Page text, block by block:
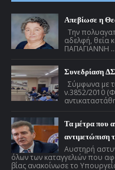
Απεβίωσε η
Την
αδελφή,
ΠΑΠΑΓΙΑΝΝΗ ...
Συνεδρίαση
Σύμφωνα με
ν.3852/2010
Τα μέτρα που
αντιμετώπιση
Αυστηρή
όλων των καταγγελιών που
βίας ανακοίνωσε το